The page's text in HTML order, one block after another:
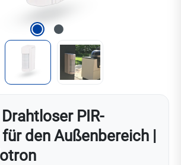
PIR-
den Außenbereich |